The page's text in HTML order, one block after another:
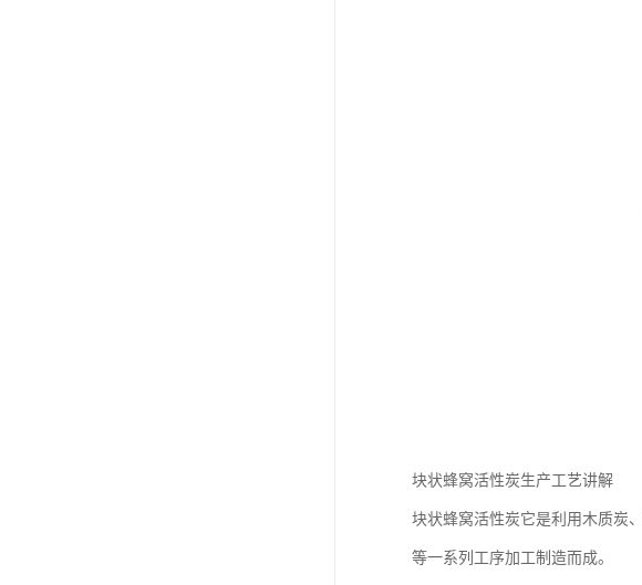
块状蜂窝活性炭生产工艺讲解
块状蜂窝活性炭它是利用木质炭
等一系列工序加工制造而成。